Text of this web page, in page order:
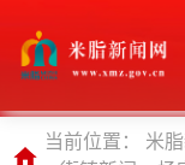
当前位置： 米